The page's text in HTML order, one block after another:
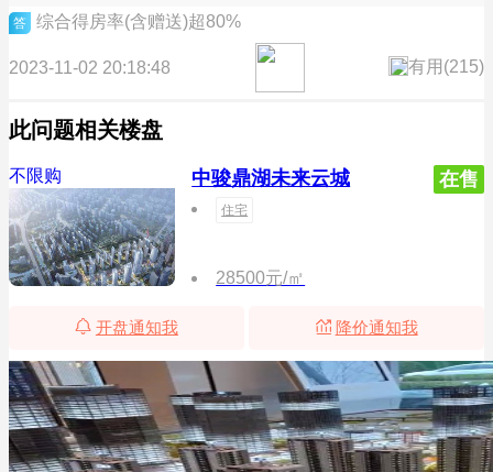
答 综合得房率(含赠送)超80%
2023-11-02 20:18:48 有用(215)
此问题相关楼盘
不限购 中骏鼎湖未来云城 在售
住宅
28500元/㎡
开盘通知我 降价通知我